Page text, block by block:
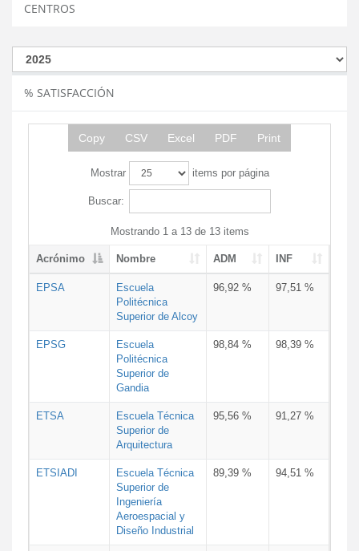
CENTROS
% SATISFACCIÓN
Copy CSV Excel PDF Print
Mostrar items por página
Buscar:
Mostrando 1 a 13 de 13 items
Acrónimo Nombre ADM INF
EPSA
Escuela
Politécnica
Superior de Alcoy
96,92 % 97,51 %
EPSG
Escuela
Politécnica
Superior de
Gandia
98,84 % 98,39 %
ETSA
Escuela Técnica
Superior de
Arquitectura
95,56 % 91,27 %
ETSIADI
Escuela Técnica
Superior de
Ingeniería
Aeroespacial y
Diseño Industrial
89,39 % 94,51 %